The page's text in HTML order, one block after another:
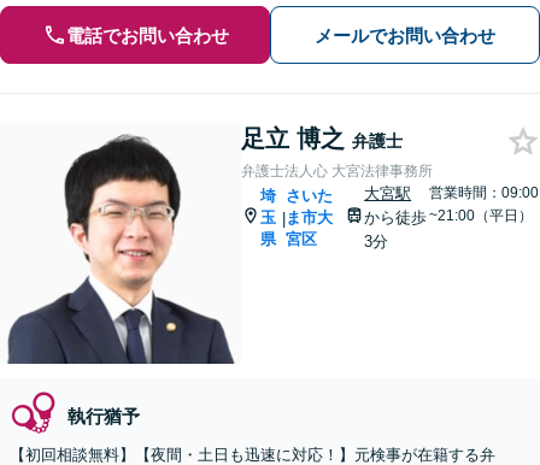
電話でお問い合わせ メールでお問い合わせ
足立 博之 弁護士
弁護士法人心 大宮法律事務所
埼
玉
県
|
さいた
ま市大
宮区
大宮駅
から徒歩
3分
営業時間：09:00
~21:00（平日）
執行猶予
【初回相談無料】【夜間・土日も迅速に対応！】元検事が在籍する弁